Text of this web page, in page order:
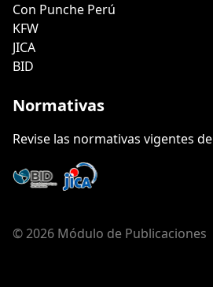
Con Punche Perú
KFW
JICA
BID
Normativas
Revise las normativas vigentes
© 2026 Módulo de Publicaciones